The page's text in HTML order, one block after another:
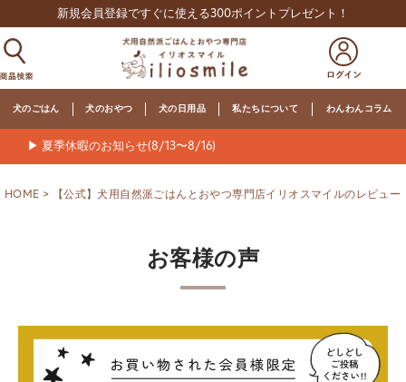
新規会員登録ですぐに使える300ポイントプレゼント！
犬のごはん 犬のおやつ 犬の日用品 私たちについて わんわんコラム
▶ 夏季休暇のお知らせ(8/13〜8/16)
HOME 【公式】犬用自然派ごはんとおやつ専門店イリオスマイルのレビュー
お客様の声